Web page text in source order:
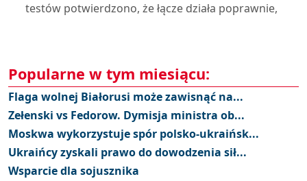
testów potwierdzono, że łącze działa poprawnie,
Popularne w tym miesiącu:
Flaga wolnej Białorusi może zawisnąć na...
Zełenski vs Fedorow. Dymisja ministra ob...
Moskwa wykorzystuje spór polsko-ukraińsk...
Ukraińcy zyskali prawo do dowodzenia sił...
Wsparcie dla sojusznika